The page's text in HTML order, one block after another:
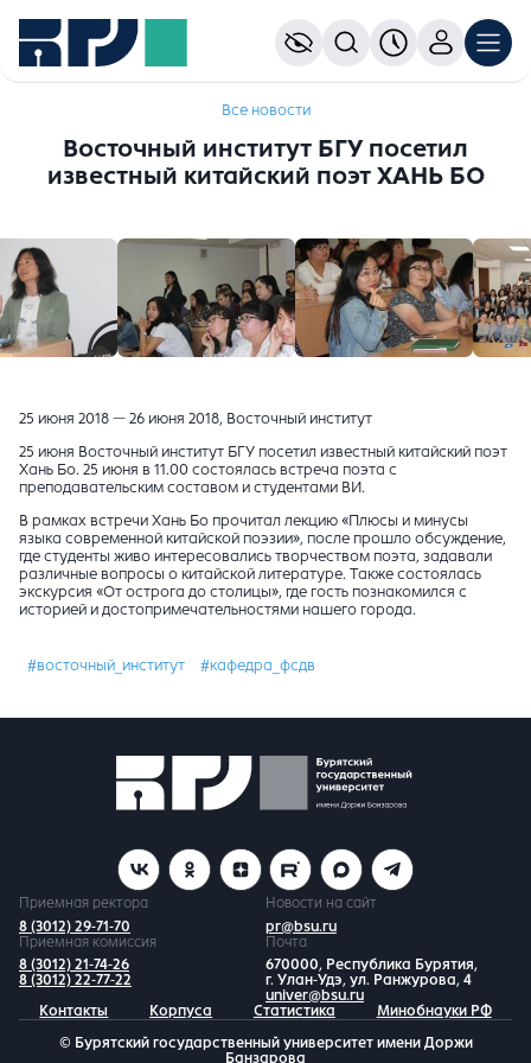
Все новости
Восточный институт БГУ посетил
известный китайский поэт ХАНЬ БО
25 июня 2018 — 26 июня 2018, Восточный институт
25 июня Восточный институт БГУ посетил известный китайский поэт
Хань Бо. 25 июня в 11.00 состоялась встреча поэта с
преподавательским составом и студентами ВИ.
В рамках встречи Хань Бо прочитал лекцию «Плюсы и минусы
языка современной китайской поэзии», после прошло обсуждение,
где студенты живо интересовались творчеством поэта, задавали
различные вопросы о китайской литературе. Также состоялась
экскурсия «От острога до столицы», где гость познакомился с
историей и достопримечательностями нашего города.
#восточный_институт #кафедра_фсдв
Приемная ректора
8 (3012) 29-71-70
Новости на сайт
pr@bsu.ru
Приемная комиссия
8 (3012) 21-74-26
8 (3012) 22-77-22
Почта
670000, Республика Бурятия,
г. Улан-Удэ, ул. Ранжурова, 4
univer@bsu.ru
Контакты
Корпуса Статистика Минобнауки РФ
© Бурятский государственный университет имени Доржи
Банзарова